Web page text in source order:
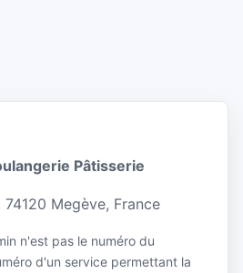
Pâtisserie
Megève, France
n'est pas le numéro du
d'un service permettant la